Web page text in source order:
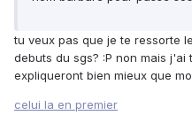
tu veux pas que je te ressorte
debuts du sgs? :P non mais
expliqueront bien mieux que
celui la en premier